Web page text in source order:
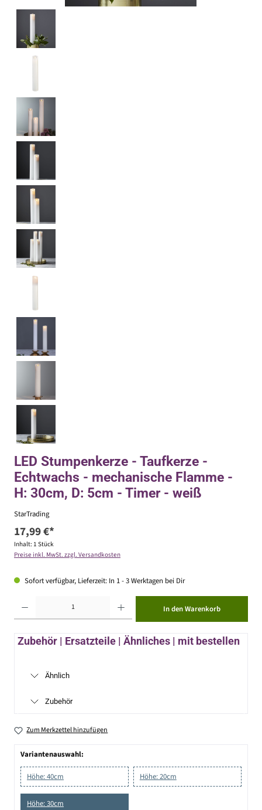
LED Stumpenkerze - Taufkerze -
Echtwachs - mechanische Flamme -
H: 30cm, D: 5cm - Timer - weiß
StarTrading
17,99 €*
Inhalt: 1 Stück
Preise inkl. MwSt. zzgl. Versandkosten
Sofort verfügbar, Lieferzeit: In 1 - 3 Werktagen bei Dir
In den Warenkorb
Zubehör | Ersatzteile | Ähnliches | mit bestellen
Ähnlich
Zubehör
Zum Merkzettel hinzufügen
Variantenauswahl:
Höhe: 40cm Höhe: 20cm
Höhe: 30cm